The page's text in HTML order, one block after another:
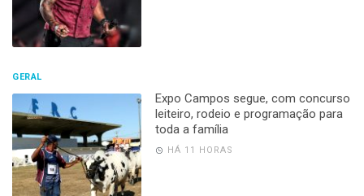
GERAL
Expo Campos segue, com concurso
leiteiro, rodeio e programação para
toda a família
HÁ 11 HORAS